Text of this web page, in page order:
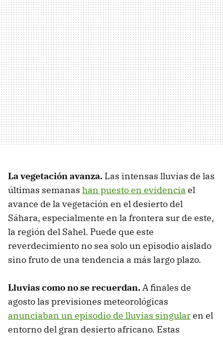
La vegetación avanza. Las intensas lluvias de las
últimas semanas han puesto en evidencia el
avance de la vegetación en el desierto del
Sáhara, especialmente en la frontera sur de este,
la región del Sahel. Puede que este
reverdecimiento no sea solo un episodio aislado
sino fruto de una tendencia a más largo plazo.
Lluvias como no se recuerdan.A finales de
agosto las previsiones meteorológicas
anunciaban un episodio de lluvias singularen el
entorno del gran desierto africano. Estas